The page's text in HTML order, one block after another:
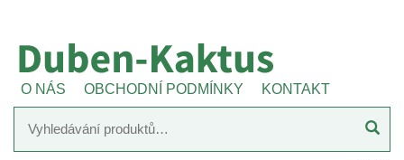
O NÁS OBCHODNÍ PODMÍNKY KONTAKT